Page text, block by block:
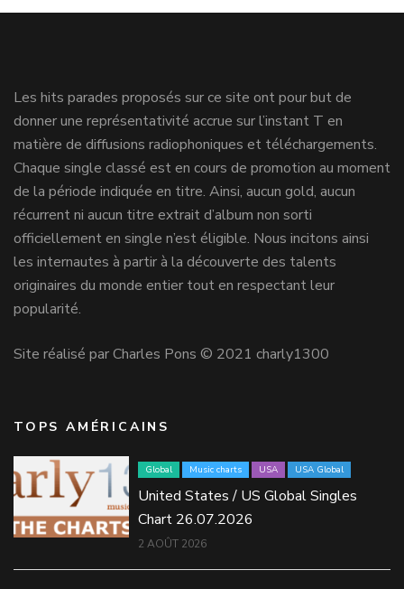
Les hits parades proposés sur ce site ont pour but de
donner une représentativité accrue sur l’instant T en
matière de diffusions radiophoniques et téléchargements.
Chaque single classé est en cours de promotion au moment
de la période indiquée en titre. Ainsi, aucun gold, aucun
récurrent ni aucun titre extrait d’album non sorti
officiellement en single n’est éligible. Nous incitons ainsi
les internautes à partir à la découverte des talents
originaires du monde entier tout en respectant leur
popularité.
Site réalisé par Charles Pons © 2021 charly1300
TOPS AMÉRICAINS
Global Music charts USA USA Global
United States / US Global Singles
Chart 26.07.2026
2 AOÛT 2026